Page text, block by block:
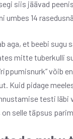
siis jäävad
umbes 14
aga, et beebi sugu
mitte tuberkulli
võib
Kuid pidage
testi
selle täpsus